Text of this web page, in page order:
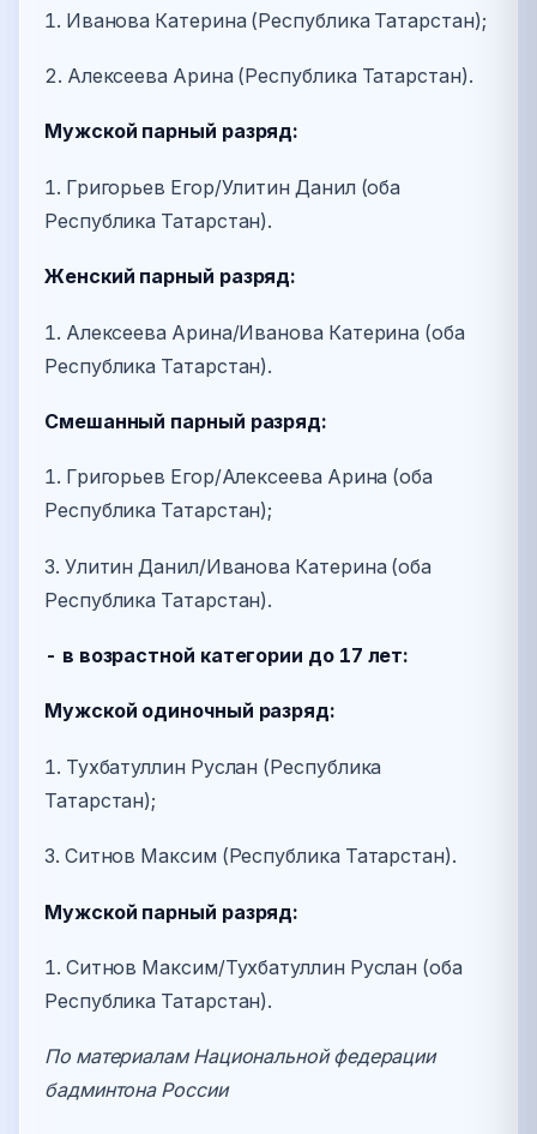
1. Иванова Катерина (Республика Татарстан);
2. Алексеева Арина (Республика Татарстан).
Мужской парный разряд:
1. Григорьев Егор/Улитин Данил (оба
Республика Татарстан).
Женский парный разряд:
1. Алексеева Арина/Иванова Катерина (оба
Республика Татарстан).
Смешанный парный разряд:
1. Григорьев Егор/Алексеева Арина (оба
Республика Татарстан);
3. Улитин Данил/Иванова Катерина (оба
Республика Татарстан).
- в возрастной категории до 17 лет:
Мужской одиночный разряд:
1. Тухбатуллин Руслан (Республика
Татарстан);
3. Ситнов Максим (Республика Татарстан).
Мужской парный разряд:
1. Ситнов Максим/Тухбатуллин Руслан (оба
Республика Татарстан).
По материалам Национальной федерации
бадминтона России